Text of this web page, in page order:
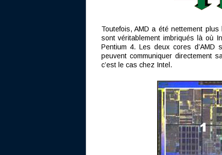
Toutefois, AMD a été nettement
sont véritablement imbriqués là où
Pentium 4. Les deux cores d’AMD
peuvent communiquer directement
c’est le cas chez Intel.